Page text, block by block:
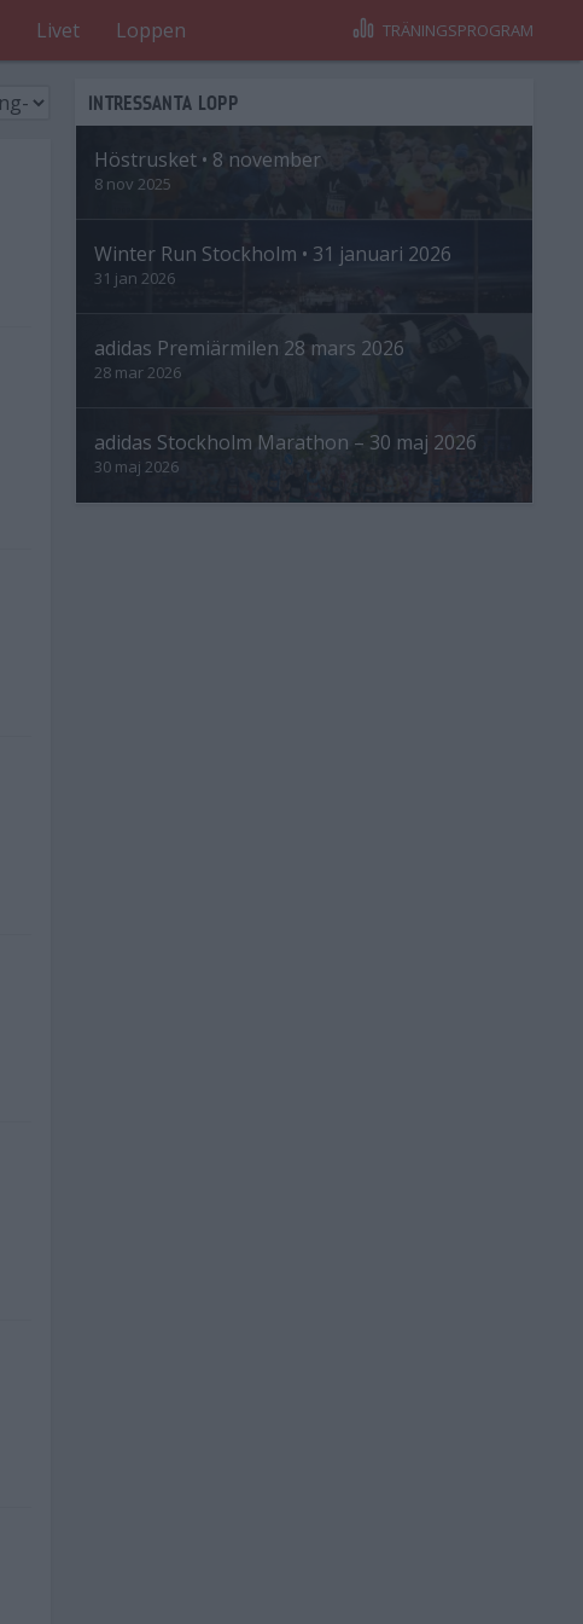
Livet Loppen TRÄNINGSPROGRAM
INTRESSANTA LOPP
Höstrusket • 8 november
8 nov 2025
Winter Run Stockholm • 31 januari 2026
31 jan 2026
adidas Premiärmilen 28 mars 2026
28 mar 2026
adidas Stockholm Marathon – 30 maj 2026
30 maj 2026